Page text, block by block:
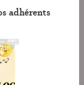
adhérents